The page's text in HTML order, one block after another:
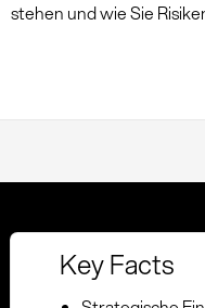
stehen und wie Sie
Key Facts